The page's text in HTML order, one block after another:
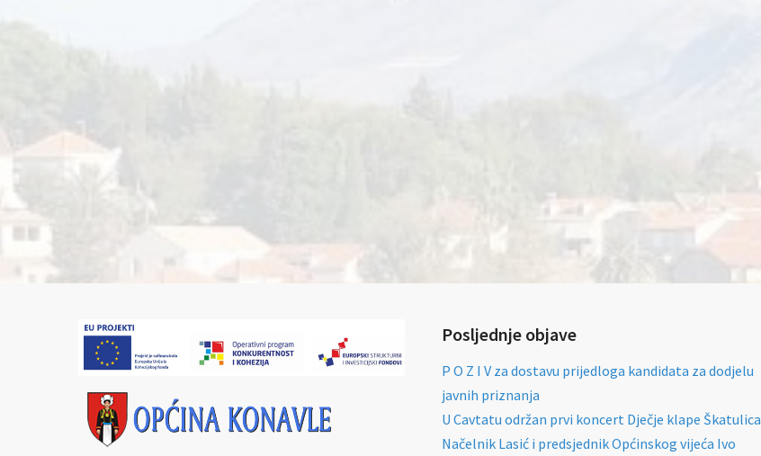
Posljednje objave
P O Z I V za dostavu prijedloga kandidata za dodjelu
javnih priznanja
U Cavtatu održan prvi koncert Dječje klape Škatulica
Načelnik Lasić i predsjednik Općinskog vijeća Ivo